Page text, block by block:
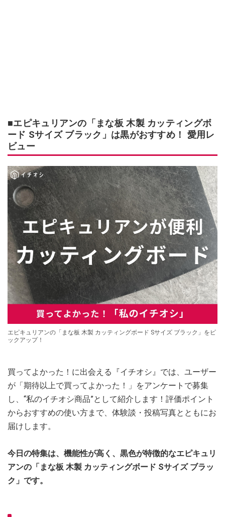
■エピキュリアンの「まな板 木製 カッティングボ
ード Sサイズ ブラック」は黒がおすすめ！ 愛用レ
ビュー
エピキュリアンの「まな板 木製 カッティングボード Sサイズ ブラック」をピ
ックアップ！
買ってよかった！に出会える『イチオシ』では、ユーザー
が「期待以上で買ってよかった！」をアンケートで募集
し、“私のイチオシ商品”として紹介します！評価ポイント
からおすすめの使い方まで、体験談・投稿写真とともにお
届けします。
今日の特集は、機能性が高く、黒色が特徴的なエピキュリ
アンの「まな板 木製 カッティングボード Sサイズ ブラッ
ク」です。